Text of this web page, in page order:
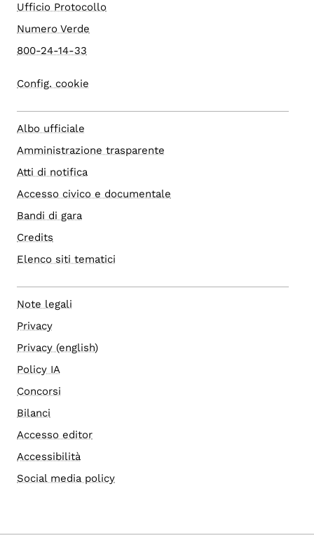
Ufficio Protocollo
Numero Verde
800-24-14-33
Config. cookie
Albo ufficiale
Amministrazione trasparente
Atti di notifica
Accesso civico e documentale
Bandi di gara
Credits
Elenco siti tematici
Note legali
Privacy
Privacy (english)
Policy IA
Concorsi
Bilanci
Accesso editor
Accessibilità
Social media policy